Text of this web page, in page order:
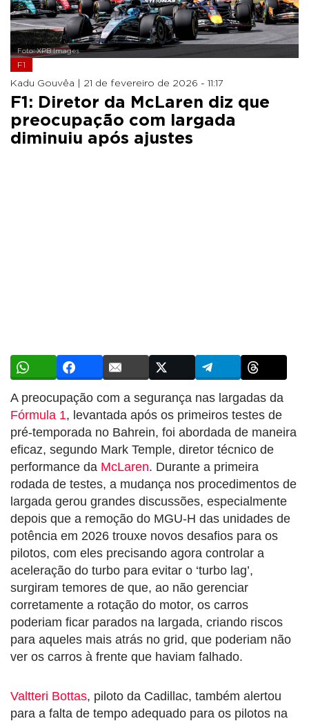
Foto: XPB Images
F1
Kadu Gouvêa | 21 de fevereiro de 2026 - 11:17
F1: Diretor da McLaren diz que
preocupação com largada
diminuiu após ajustes
A preocupação com a segurança nas largadas da
Fórmula 1, levantada após os primeiros testes de
pré-temporada no Bahrein, foi abordada de maneira
eficaz, segundo Mark Temple, diretor técnico de
performance da McLaren. Durante a primeira
rodada de testes, a mudança nos procedimentos de
largada gerou grandes discussões, especialmente
depois que a remoção do MGU-H das unidades de
potência em 2026 trouxe novos desafios para os
pilotos, com eles precisando agora controlar a
aceleração do turbo para evitar o ‘turbo lag’,
surgiram temores de que, ao não gerenciar
corretamente a rotação do motor, os carros
poderiam ficar parados na largada, criando riscos
para aqueles mais atrás no grid, que poderiam não
ver os carros à frente que haviam falhado.
Valtteri Bottas, piloto da Cadillac, também alertou
para a falta de tempo adequado para os pilotos na